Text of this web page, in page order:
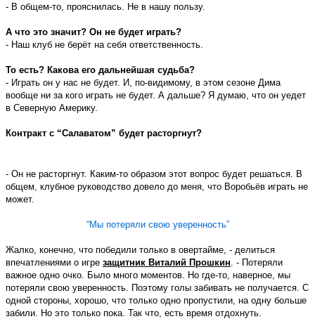
- В общем-то, прояснилась. Не в нашу пользу.
А что это значит? Он не будет играть?
- Наш клуб не берёт на себя ответственность.
То есть? Какова его дальнейшая судьба?
- Играть он у нас не будет. И, по-видимому, в этом сезоне Дима
вообще ни за кого играть не будет. А дальше? Я думаю, что он уедет
в Северную Америку.
Контракт с “Салаватом” будет расторгнут?
- Он не расторгнут. Каким-то образом этот вопрос будет решаться. В
общем, клубное руководство довело до меня, что Воробьёв играть не
может.
“Мы потеряли свою уверенность”
Жалко, конечно, что победили только в овертайме, - делиться
впечатлениями о игре защитник Виталий Прошкин . - Потеряли
важное одно очко. Было много моментов. Но где-то, наверное, мы
потеряли свою уверенность. Поэтому голы забивать не получается. С
одной стороны, хорошо, что только одно пропустили, на одну больше
забили. Но это только пока. Так что, есть время отдохнуть.